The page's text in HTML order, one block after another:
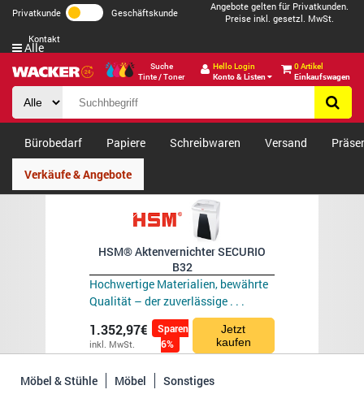
Privatkunde Geschäftskunde
Angebote gelten für Privatkunden.
Preise inkl. gesetzl. MwSt.
Kontakt
Suche
Tinte / Toner
Hello Login
Konto & Listen
0 Artikel
Einkaufswagen
Alle
Bürobedarf Papiere Schreibwaren Versand
Verkäufe & Angebote
HSM® Aktenvernichter SECURIO
B32
Hochwertige Materialien, bewährte
Qualität – der zuverlässige . . .
1.352,97€
inkl. MwSt.
Sparen
6%
Jetzt
kaufen
Möbel & Stühle Möbel Sonstiges